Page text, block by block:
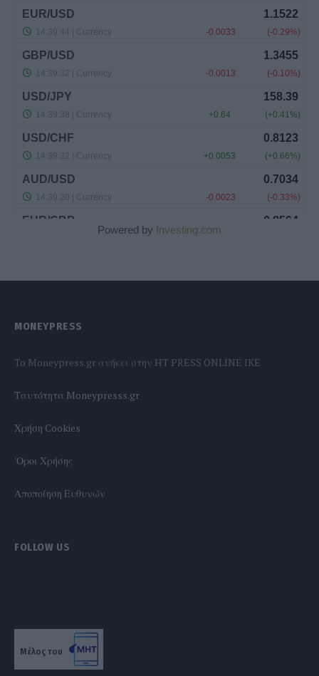
Powered by Investing.com
MONEYPRESS
To Moneypress.gr ανήκει στην HT PRESS ONLINE IKE
Tαυτότητα Moneypresss.gr
Χρήση Cookies
'Οροι Χρήσης
Αποποίηση Ευθυνών
FOLLOW US
Μέλος του